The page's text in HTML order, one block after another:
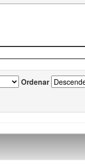
Ordenar